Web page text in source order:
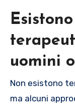
uomini
Non esistono
ma alcuni